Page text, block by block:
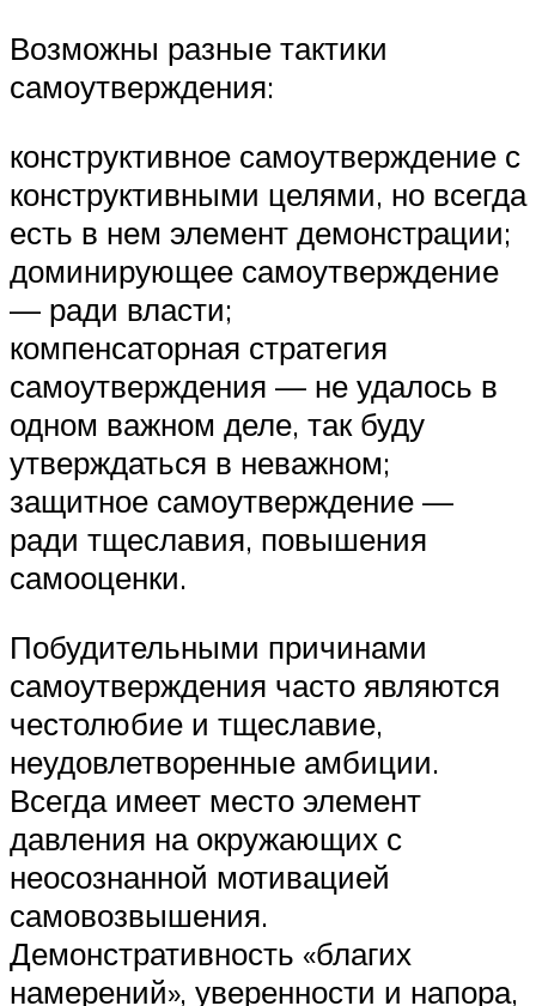
Возможны разные тактики
самоутверждения:
конструктивное самоутверждение с
конструктивными целями, но всегда
есть в нем элемент демонстрации​;
доминирующее самоутверждение
— ради власти;
компенсаторная стратегия
самоутверждения — не удалось в
одном важном деле, так буду
утверждаться в неважном;
защитное самоутверждение —
ради тщеславия, повышения
самооценки.
Побудительными причинами
самоутверждения часто являются
честолюбие и тщеславие,
неудовлетворенные амбиции.
Всегда имеет место элемент
давления на окружающих с
неосознанной мотивацией
самовозвышения.
Демонстративность «благих
намерений», уверенности и напора,